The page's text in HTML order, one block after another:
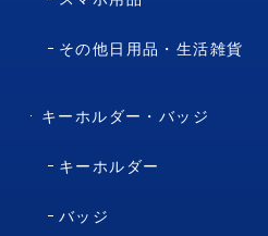
その他日用品・生活雑貨
キーホルダー・バッジ
キーホルダー
バッジ